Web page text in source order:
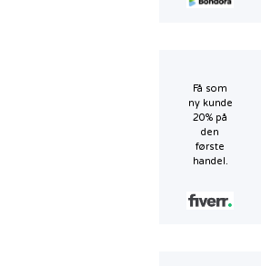
Få som
ny kunde
20% på
den
første
handel.